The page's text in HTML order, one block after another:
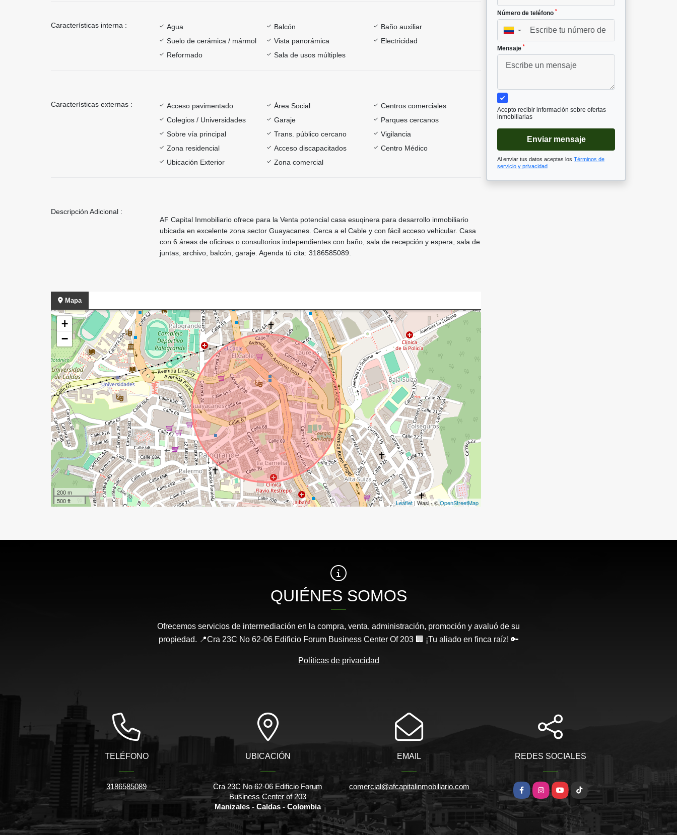
Características interna : Agua Balcón
Baño auxiliar
Suelo de cerámica / mármol
Vista panorámica
Electricidad
Reformado
Sala de usos múltiples
Características externas : Acceso pavimentado Área Social
Centros comerciales
Colegios / Universidades
Garaje
Parques cercanos
Sobre vía principal
Trans. público cercano
Vigilancia
Zona residencial
Acceso discapacitados
Centro Médico
Ubicación Exterior
Zona comercial
Descripción Adicional :
AF Capital Inmobiliario ofrece para la Venta potencial casa esuqinera para desarrollo inmobiliario
ubicada en excelente zona sector Guayacanes. Cerca a el Cable y con fácil acceso vehicular. Casa
con 6 áreas de oficinas o consultorios independientes con baño, sala de recepción y espera, sala de
juntas, archivo, balcón, garaje. Agenda tú cita: 3186585089.
Mapa
+
−
200 m
500 ft
Leaflet | Wasi - ©OpenStreetMap
Número de teléfono *
▼
Mensaje *
Acepto recibir información sobre ofertas
inmobiliarias
Enviar mensaje
Al enviar tus datos aceptas los Términos de
servicio y privacidad
QUIÉNES SOMOS
Ofrecemos servicios de intermediación en la compra, venta, administración, promoción y avaluó de su
propiedad. 📍Cra 23C No 62-06 Edificio Forum Business Center Of 203 🏢 ¡Tu aliado en finca raíz! 🔑
Políticas de privacidad
TELÉFONO
3186585089
UBICACIÓN
Cra 23C No 62-06 Edificio Forum
Business Center of 203
Manizales - Caldas - Colombia
EMAIL
comercial@afcapitalinmobiliario.com
REDES SOCIALES
FacebookInstagramYouTube
TikTok